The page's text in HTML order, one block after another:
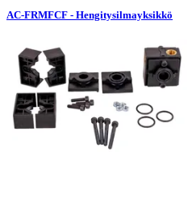
AC-FRMFCF - Hengitysilmayksikkö